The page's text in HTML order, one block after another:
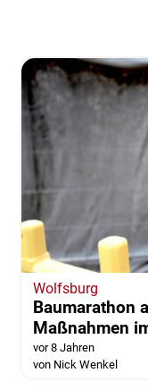
Wolfsburg
Baumarathon
Maßnahmen
vor 8 Jahren
von Nick Wenkel